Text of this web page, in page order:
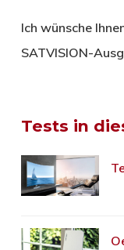
Ich wünsche
SATVISION-
Tests in